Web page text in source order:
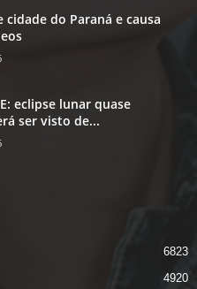
do Paraná e causa
eclipse lunar quase
ser visto de...
6823
4920